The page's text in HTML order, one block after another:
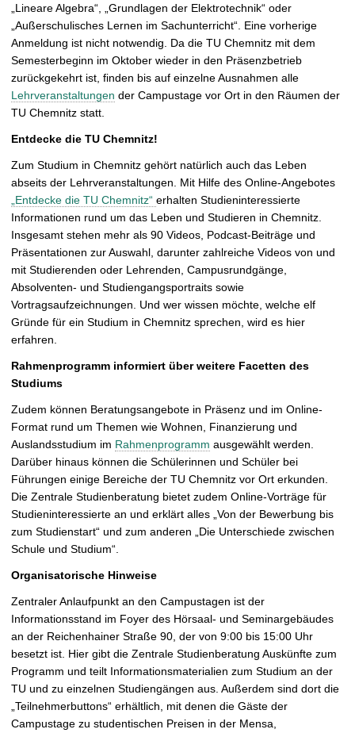
„Lineare Algebra“, „Grundlagen der Elektrotechnik“ oder
„Außerschulisches Lernen im Sachunterricht“. Eine vorherige
Anmeldung ist nicht notwendig. Da die TU Chemnitz mit dem
Semesterbeginn im Oktober wieder in den Präsenzbetrieb
zurückgekehrt ist, finden bis auf einzelne Ausnahmen alle
Lehrveranstaltungen der Campustage vor Ort in den Räumen der
TU Chemnitz statt.
Entdecke die TU Chemnitz!
Zum Studium in Chemnitz gehört natürlich auch das Leben
abseits der Lehrveranstaltungen. Mit Hilfe des Online-Angebotes
„Entdecke die TU Chemnitz“ erhalten Studieninteressierte
Informationen rund um das Leben und Studieren in Chemnitz.
Insgesamt stehen mehr als 90 Videos, Podcast-Beiträge und
Präsentationen zur Auswahl, darunter zahlreiche Videos von und
mit Studierenden oder Lehrenden, Campusrundgänge,
Absolventen- und Studiengangsportraits sowie
Vortragsaufzeichnungen. Und wer wissen möchte, welche elf
Gründe für ein Studium in Chemnitz sprechen, wird es hier
erfahren.
Rahmenprogramm informiert über weitere Facetten des
Studiums
Zudem können Beratungsangebote in Präsenz und im Online-
Format rund um Themen wie Wohnen, Finanzierung und
Auslandsstudium im Rahmenprogramm ausgewählt werden.
Darüber hinaus können die Schülerinnen und Schüler bei
Führungen einige Bereiche der TU Chemnitz vor Ort erkunden.
Die Zentrale Studienberatung bietet zudem Online-Vorträge für
Studieninteressierte an und erklärt alles „Von der Bewerbung bis
zum Studienstart“ und zum anderen „Die Unterschiede zwischen
Schule und Studium“.
Organisatorische Hinweise
Zentraler Anlaufpunkt an den Campustagen ist der
Informationsstand im Foyer des Hörsaal- und Seminargebäudes
an der Reichenhainer Straße 90, der von 9:00 bis 15:00 Uhr
besetzt ist. Hier gibt die Zentrale Studienberatung Auskünfte zum
Programm und teilt Informationsmaterialien zum Studium an der
TU und zu einzelnen Studiengängen aus. Außerdem sind dort die
„Teilnehmerbuttons“ erhältlich, mit denen die Gäste der
Campustage zu studentischen Preisen in der Mensa,